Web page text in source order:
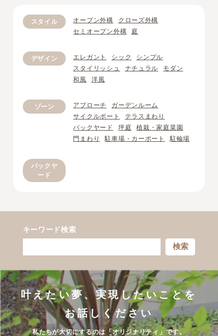
スタイル オープン外構
クローズ外構
セミオープン外構
庭
デザイン エレガント シック
シンプル
スタイリッシュ
ナチュラル
モダン
和風
洋風
ゾーン アプローチ
ガーデンルーム
サイクルポート
テラスまわり
バックヤード
坪庭
植栽・家庭菜園
門まわり
駐車場・カーポート 駐輪場
バックヤ
ード
キーワード検索
検索
叶えたい夢、実現したいことを
お話しください
私たちが大切にするのは「オリジナリティ」です。